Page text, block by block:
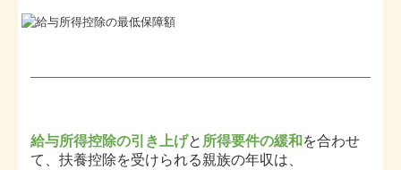
給与所得控除の引き上げと 所得要件の緩和 を合わせ
て、扶養控除を受けられる親族の年収は、